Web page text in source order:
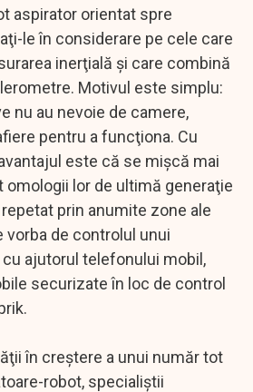
aspirator orientat spre
le în considerare pe cele care
inerţială şi care combină
Motivul este simplu:
nu au nevoie de camere,
pentru a funcţiona. Cu
este că se mişcă mai
lor de ultimă generaţie
prin anumite zone ale
vorba de controlul unui
ajutorul telefonului mobil,
securizate în loc de control
în creştere a unui număr tot
robot, specialiştii